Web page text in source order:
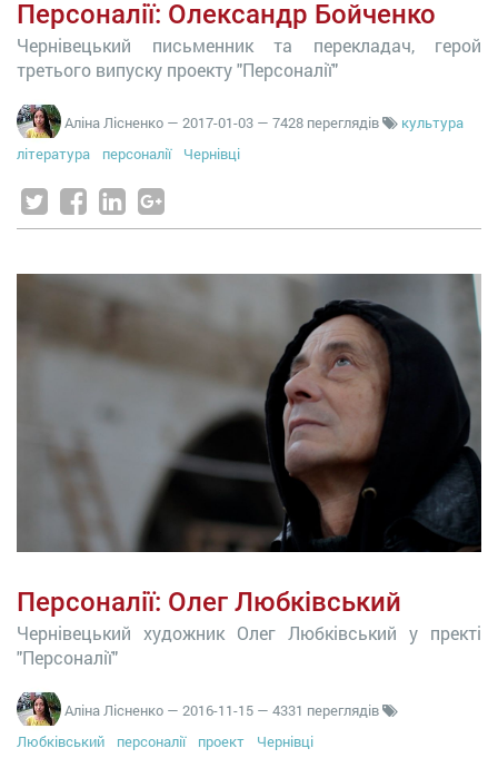
Персоналії: Олександр Бойченко
Чернівецький письменник та перекладач, герой
третього випуску проекту "Персоналії"
Аліна Лісненко — 2017-01-03 — 7428 переглядів
культура
література
персоналії Чернівці
Персоналії: Олег Любківський
Чернівецький художник Олег Любківський у пректі
"Персоналії"
Аліна Лісненко — 2016-11-15 — 4331 переглядів
Любківський
персоналії проект Чернівці